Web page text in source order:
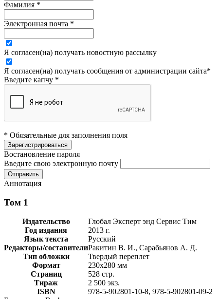
Фамилия *
Электронная почта *
Я согласен(на) получать новостную рассылку
Я согласен(на) получать сообщения от администрации сайта*
Введите капчу *
* Обязательные для заполнения поля
Востановление пароля
Введите свою электронную почту
Аннотация
Том 1
Издательство
Глобал Эксперт энд Сервис Тим
Год издания
2013 г.
Язык текста
Русский
Редакторы/составителиРакитин В. И., Сарабьянов А. Д.
Тип обложки
Твердый переплет
Формат
230х280 мм
Страниц
528 стр.
Тираж
2 500 экз.
ISBN
978-5-902801-10-8, 978-5-902801-09-2